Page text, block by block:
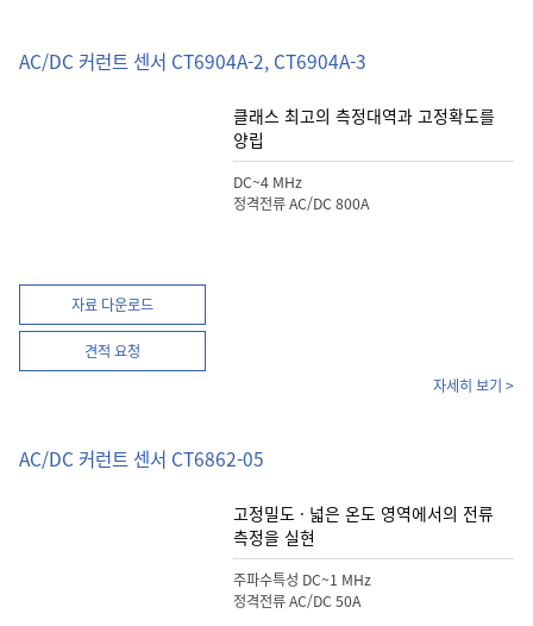
AC/DC 커런트 센서 CT6904A-2, CT6904A-3
자료 다운로드
견적 요청
클래스 최고의 측정대역과 고정확도를
양립
DC~4 MHz
정격전류 AC/DC 800A
자세히 보기 >
AC/DC 커런트 센서 CT6862-05
고정밀도 · 넓은 온도 영역에서의 전류
측정을 실현
주파수특성 DC~1 MHz
정격전류 AC/DC 50A